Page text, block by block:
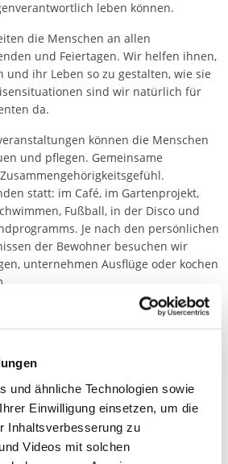
und ähnliche Technologien sowie
Einwilligung einsetzen, um die
Inhaltsverbesserung zu
Videos mit solchen
leben können.
die Menschen an allen
und Feiertagen. Wir helfen ihnen,
und ihr Leben so zu gestalten, wie sie
sind wir natürlich für
da.
können die Menschen
und pflegen. Gemeinsame
statt: im Café, im Gartenprojekt,
Fußball, in der Disco und
Je nach den persönlichen
der Bewohner besuchen wir
unternehmen Ausflüge oder kochen
Taunus, kurz BuB
von Oberursel. Hier bieten wir
werden von den Bewohnern gerne als
wie Geburtstag, Weihnachten,
nicht oder nicht mehr arbeiten
sportliche und kreative